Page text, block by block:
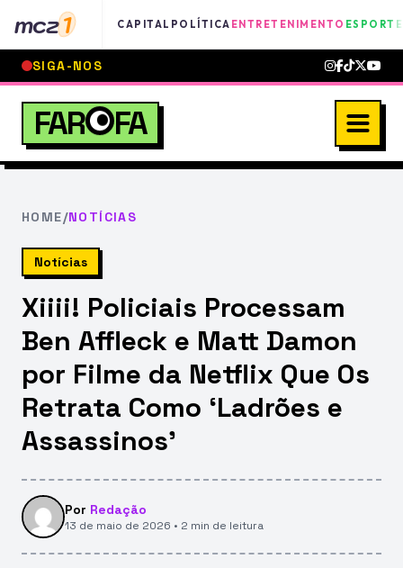
mcz1 CAPITAL POLÍTICA ENTRETENIMENTO
SIGA-NOS
FAR FA
HOME/NOTÍCIAS
Notícias
Xiiii! Policiais Processam
Ben Affleck e Matt Damon
por Filme da Netflix Que Os
Retrata Como ‘Ladrões e
Assassinos’
Por Redação
13 de maio de 2026 • 2 min de leitura